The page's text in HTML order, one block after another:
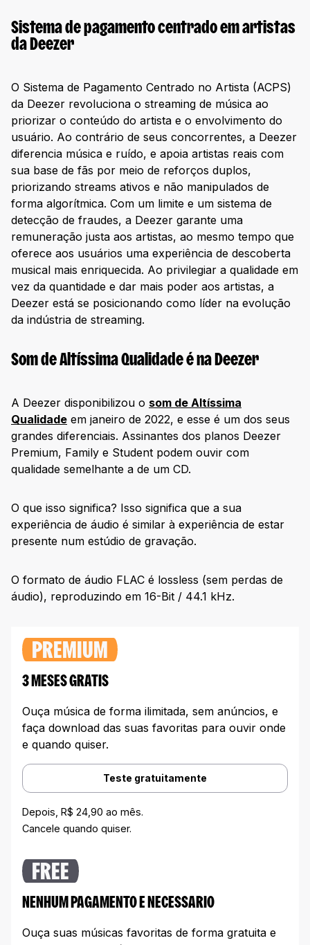
Sistema de pagamento centrado em artistas
da Deezer
O Sistema de Pagamento Centrado no Artista (ACPS)
da Deezer revoluciona o streaming de música ao
priorizar o conteúdo do artista e o envolvimento do
usuário. Ao contrário de seus concorrentes, a Deezer
diferencia música e ruído, e apoia artistas reais com
sua base de fãs por meio de reforços duplos,
priorizando streams ativos e não manipulados de
forma algorítmica. Com um limite e um sistema de
detecção de fraudes, a Deezer garante uma
remuneração justa aos artistas, ao mesmo tempo que
oferece aos usuários uma experiência de descoberta
musical mais enriquecida. Ao privilegiar a qualidade em
vez da quantidade e dar mais poder aos artistas, a
Deezer está se posicionando como líder na evolução
da indústria de streaming.
Som de Altíssima Qualidade é na Deezer
A Deezer disponibilizou o som de Altíssima
Qualidade em janeiro de 2022, e esse é um dos seus
grandes diferenciais. Assinantes dos planos Deezer
Premium, Family e Student podem ouvir com
qualidade semelhante a de um CD.
O que isso significa? Isso significa que a sua
experiência de áudio é similar à experiência de estar
presente num estúdio de gravação.
O formato de áudio FLAC é lossless (sem perdas de
áudio), reproduzindo em 16-Bit / 44.1 kHz.
PREMIUM
3 MESES GRATIS
Ouça música de forma ilimitada, sem anúncios, e
faça download das suas favoritas para ouvir onde
e quando quiser.
Teste gratuitamente
Depois, R$ 24,90 ao mês.
Cancele quando quiser.
FREE
NENHUM PAGAMENTO E NECESSARIO
Ouça suas músicas favoritas de forma gratuita e